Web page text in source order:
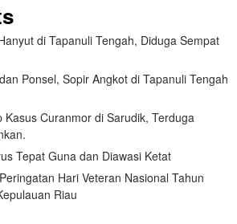
di Tapanuli Tengah, Diduga Sempat
Ponsel, Sopir Angkot di Tapanuli Tengah
Kasus Curanmor di Sarudik, Terduga
Tepat Guna dan Diawasi Ketat
Hari Veteran Nasional Tahun
Riau